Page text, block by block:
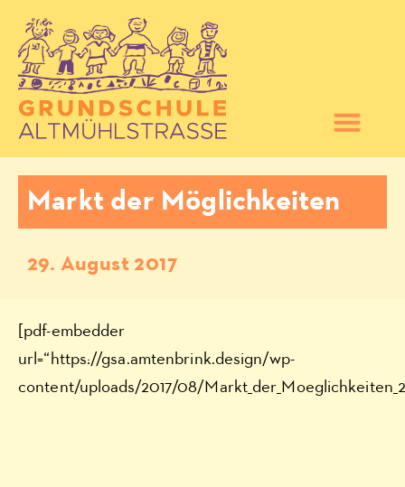
Markt der Möglichkeiten
29. August 2017
[pdf-embedder
url=“https://gsa.amtenbrink.design/wp-
content/uploads/2017/08/